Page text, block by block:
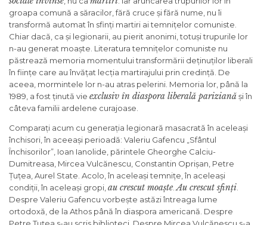
groapa comună a săracilor, fără cruce și fără nume, nu îi
transformă automat în sfinți martiri ai temnițelor comuniste.
Chiar dacă, ca și legionarii, au pierit anonimi, totuși trupurile lor
n-au generat moaște. Literatura temnițelor comuniste nu
păstrează memoria momentului transformării deținuților liberali
în ființe care au învățat lecția martirajului prin credință. De
aceea, mormintele lor n-au atras pelerini. Memoria lor, până la
1989, a fost ținută vie exclusiv în diaspora liberală parizianăși în
câteva familii ardelene curajoase.
Comparați acum cu generația legionară masacrată în aceleași
închisori, în aceeași perioadă: Valeriu Gafencu „Sfântul
Închisorilor”, Ioan Ianolide, părintele Gheorghe Calciu-
Dumitreasa, Mircea Vulcănescu, Constantin Oprișan, Petre
Țuțea, Aurel State. Acolo, în aceleași temnițe, în aceleași
condiții, în aceleași gropi, au crescut moaște. Au crescut sfinți
Despre Valeriu Gafencu vorbește astăzi întreaga lume
ortodoxă, de la Athos până în diaspora americană. Despre
Petre Țuțea s-au scris biblioteci. Despre Mircea Vulcănescu s-a